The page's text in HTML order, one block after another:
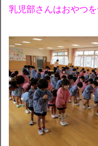
乳児部さんはおやつ